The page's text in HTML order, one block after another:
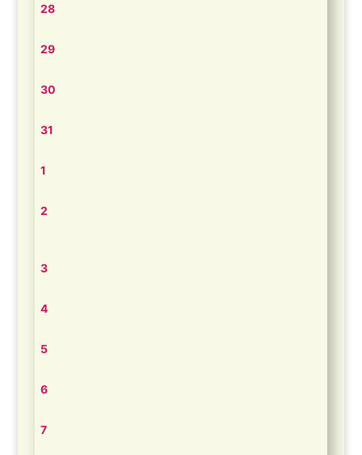
28
29
30
31
1
2
3
4
5
6
7